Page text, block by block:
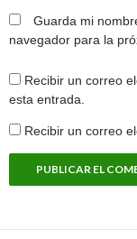
Guarda mi
navegador para la
Recibir un correo
esta entrada.
Recibir un correo